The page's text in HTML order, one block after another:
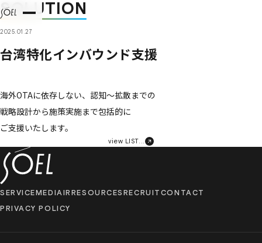
SOLUTION
2025.01.27
台湾特化インバウンド支援
海外OTAに​依存しない、​認知〜拡散までの​
戦略設計から​施策実施まで​包括的に​
ご支援いたします。
view LIST...
SERVICEMEDIAIRRESOURCESRECRUITCONTACT
PRIVACY POLICY